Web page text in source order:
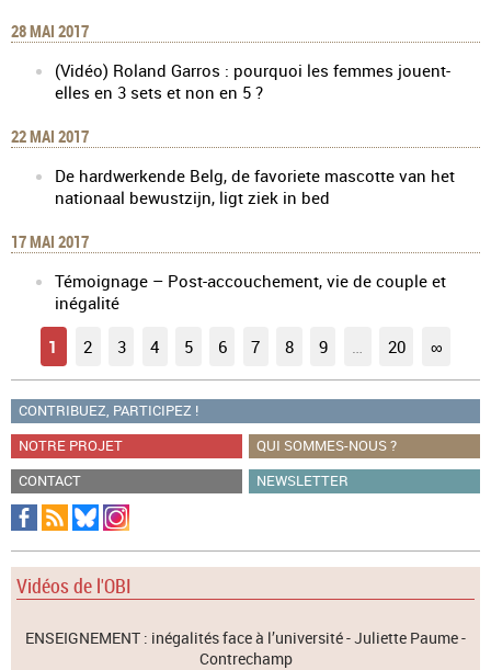
28 MAI 2017
(Vidéo) Roland Garros : pourquoi les femmes jouent-
elles en 3 sets et non en 5 ?
22 MAI 2017
De hardwerkende Belg, de favoriete mascotte van het
nationaal bewustzijn, ligt ziek in bed
17 MAI 2017
Témoignage – Post-accouchement, vie de couple et
inégalité
1
2 3 4 5 6 7 8 9 20 ∞
CONTRIBUEZ, PARTICIPEZ !
NOTRE PROJET
QUI SOMMES-NOUS ?
CONTACT
NEWSLETTER
Vidéos de l'OBI
ENSEIGNEMENT : inégalités face à l’université - Juliette Paume -
Contrechamp